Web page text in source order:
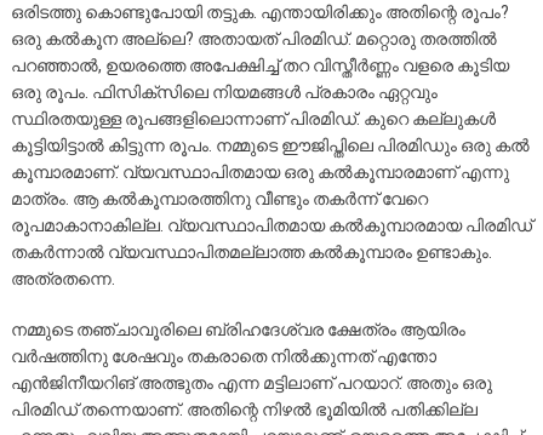
ഒരിടത്തു കൊണ്ടുപോയി തട്ടുക. എന്തായിരിക്കും അതിന്റെ രൂപം?
ഒരു കൽകൂന അല്ലെ? അതായത് പിരമിഡ്. മറ്റൊരു തരത്തിൽ
പറഞ്ഞാൽ, ഉയരത്തെ അപേക്ഷിച്ച് തറ വിസ്തീർണ്ണം വളരെ കൂടിയ
ഒരു രൂപം. ഫിസിക്സിലെ നിയമങ്ങൾ പ്രകാരം ഏറ്റവും
സ്ഥിരതയുള്ള രൂപങ്ങളിലൊന്നാണ് പിരമിഡ്. കുറെ കല്ലുകൾ
കൂട്ടിയിട്ടാൽ കിട്ടുന്ന രൂപം. നമ്മുടെ ഈജിപ്തിലെ പിരമിഡും ഒരു കൽ
കൂമ്പാരമാണ്. വ്യവസ്ഥാപിതമായ ഒരു കൽകൂമ്പാരമാണ് എന്നു
മാത്രം. ആ കൽകൂമ്പാരത്തിനു വീണ്ടും തകർന്ന് വേറെ
രൂപമാകാനാകില്ല. വ്യവസ്ഥാപിതമായ കൽകൂമ്പാരമായ പിരമിഡ്
തകർന്നാൽ വ്യവസ്ഥാപിതമല്ലാത്ത കൽകൂമ്പാരം ഉണ്ടാകും.
അത്രതന്നെ.
നമ്മുടെ തഞ്ചാവൂരിലെ ബ്രിഹദേശ്വര ക്ഷേത്രം ആയിരം
വർഷത്തിനു ശേഷവും തകരാതെ നിൽക്കുന്നത് എന്തോ
എൻജിനീയറിങ് അത്ഭുതം എന്ന മട്ടിലാണ് പറയാറ്. അതും ഒരു
പിരമിഡ് തന്നെയാണ്. അതിന്റെ നിഴൽ ഭൂമിയിൽ പതിക്കില്ല